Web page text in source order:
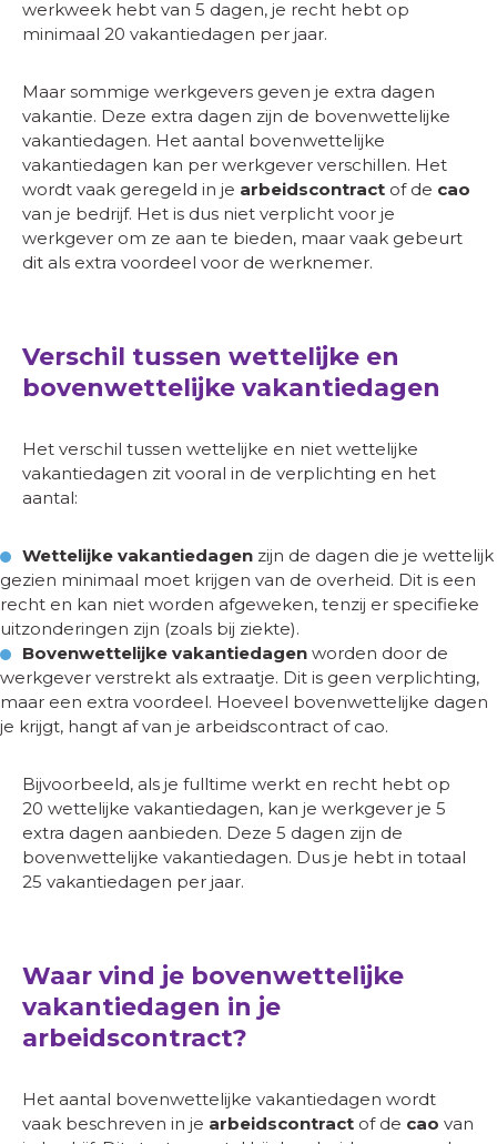
werkweek hebt van 5 dagen, je recht hebt op
minimaal 20 vakantiedagen per jaar.
Maar sommige werkgevers geven je extra dagen
vakantie. Deze extra dagen zijn de bovenwettelijke
vakantiedagen. Het aantal bovenwettelijke
vakantiedagen kan per werkgever verschillen. Het
wordt vaak geregeld in je arbeidscontract of de cao
van je bedrijf. Het is dus niet verplicht voor je
werkgever om ze aan te bieden, maar vaak gebeurt
dit als extra voordeel voor de werknemer.
Verschil tussen wettelijke en
bovenwettelijke vakantiedagen
Het verschil tussen wettelijke en niet wettelijke
vakantiedagen zit vooral in de verplichting en het
aantal:
Wettelijke vakantiedagen zijn de dagen die je wettelijk
gezien minimaal moet krijgen van de overheid. Dit is een
recht en kan niet worden afgeweken, tenzij er specifieke
uitzonderingen zijn (zoals bij ziekte).
Bovenwettelijke vakantiedagen worden door de
werkgever verstrekt als extraatje. Dit is geen verplichting,
maar een extra voordeel. Hoeveel bovenwettelijke dagen
je krijgt, hangt af van je arbeidscontract of cao.
Bijvoorbeeld, als je fulltime werkt en recht hebt op
20 wettelijke vakantiedagen, kan je werkgever je 5
extra dagen aanbieden. Deze 5 dagen zijn de
bovenwettelijke vakantiedagen. Dus je hebt in totaal
25 vakantiedagen per jaar.
Waar vind je bovenwettelijke
vakantiedagen in je
arbeidscontract?
Het aantal bovenwettelijke vakantiedagen wordt
vaak beschreven in je arbeidscontract of de cao van